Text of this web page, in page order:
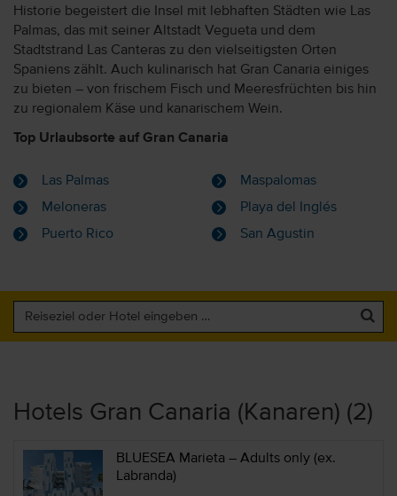
Historie begeistert die Insel mit lebhaften Städten wie Las
Palmas, das mit seiner Altstadt Vegueta und dem
Stadtstrand Las Canteras zu den vielseitigsten Orten
Spaniens zählt. Auch kulinarisch hat Gran Canaria einiges
zu bieten – von frischem Fisch und Meeresfrüchten bis hin
zu regionalem Käse und kanarischem Wein.
Top Urlaubsorte auf Gran Canaria
Las Palmas
Maspalomas
Meloneras
Playa del Inglés
Puerto Rico
San Agustin
Hotels Gran Canaria (Kanaren) (2)
BLUESEA Marieta – Adults only (ex.
Labranda)